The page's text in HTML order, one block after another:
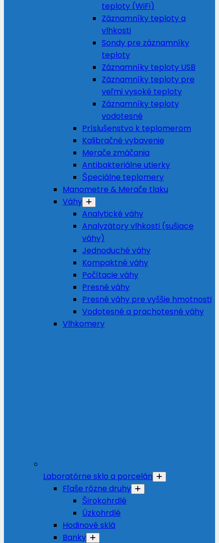
teploty (WiFi)
Záznamníky teploty a
vlhkosti
Sondy pre záznamníky
teploty
Záznamníky teploty USB
Záznamníky teploty pre
veľmi vysoké teploty
Záznamníky teploty
vodotesné
Príslušenstvo k teplomerom
Kalibračné vybavenie
Merače zmáčania
Antibakteriálne utierky
Špeciálne teplomery
Manometre & Merače tlaku
Váhy
Analytické váhy
Analyzátory vlhkosti (sušiace
váhy)
Jednoduché váhy
Kompaktné váhy
Počítacie váhy
Presné váhy
Presné váhy pre vyššie hmotnosti
Vodotesné a prachotesné váhy
Vlhkomery
Laboratórne sklo a porcelán
Fľaše rôzne druhy
Širokohrdlé
Úzkohrdlé
Hodinové sklá
Banky